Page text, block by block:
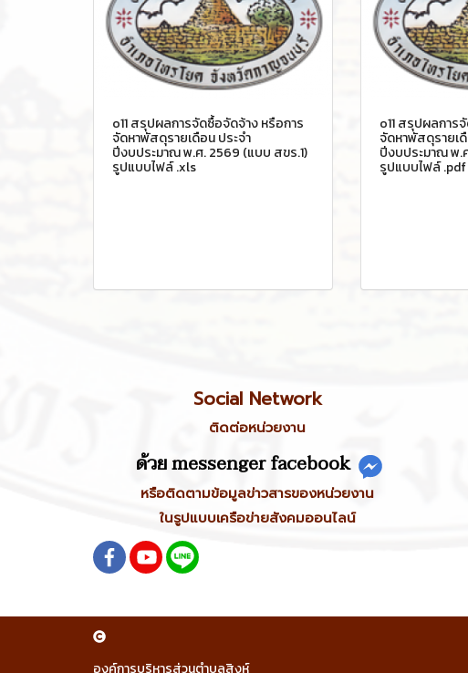
o11 สรุปผลการจัดซื้อจัดจ้าง หรือการ
จัดหาพัสดุรายเดือน ประจำ
ปีงบประมาณ พ.ศ. 2569 (แบบ สขร.1)
รูปแบบไฟล์ .xls
o11 สรุปผลการ
จัดหาพัสดุรายเ
ปีงบประมาณ พ.
รูปแบบไฟล์ .pdf
Social Network
ติดต่อหน่วยงาน
ด้วย messenger facebook
หรือติดตามข้อมูลข่าวสารของหน่วยงาน
ในรูปแบบเครือข่ายสังคมออนไลน์
องค์การบริหารส่วนตำบลสิงห์